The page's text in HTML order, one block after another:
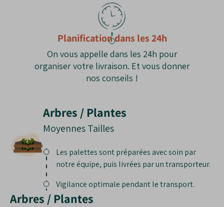
Planification dans les 24h
On vous appelle dans les 24h pour
organiser votre livraison. Et vous donner
nos conseils !
Arbres / Plantes
Moyennes Tailles
Les palettes sont préparées avec soin par
notre équipe, puis livrées par un transporteur.
Vigilance optimale pendant le transport.
Arbres / Plantes